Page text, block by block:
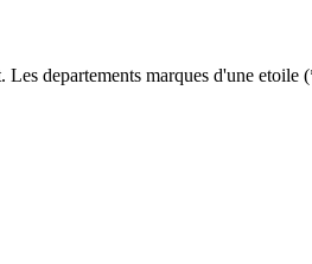
departements marques d'une etoile